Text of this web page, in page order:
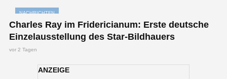
NACHRICHTEN
Charles Ray im Fridericianum: Erste deutsche
Einzelausstellung des Star-Bildhauers
vor 2 Tagen
ANZEIGE